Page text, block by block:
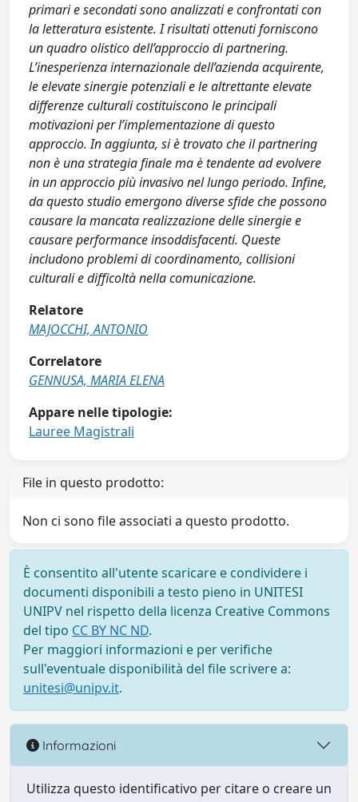
primari e secondati sono analizzati e confrontati con
la letteratura esistente. I risultati ottenuti forniscono
un quadro olistico dell’approccio di partnering.
L’inesperienza internazionale dell’azienda acquirente,
le elevate sinergie potenziali e le altrettante elevate
differenze culturali costituiscono le principali
motivazioni per l’implementazione di questo
approccio. In aggiunta, si è trovato che il partnering
non è una strategia finale ma è tendente ad evolvere
in un approccio più invasivo nel lungo periodo. Infine,
da questo studio emergono diverse sfide che possono
causare la mancata realizzazione delle sinergie e
causare performance insoddisfacenti. Queste
includono problemi di coordinamento, collisioni
culturali e difficoltà nella comunicazione.
Relatore
MAJOCCHI, ANTONIO
Correlatore
GENNUSA, MARIA ELENA
Appare nelle tipologie:
Lauree Magistrali
File in questo prodotto:
Non ci sono file associati a questo prodotto.
È consentito all'utente scaricare e condividere i
documenti disponibili a testo pieno in UNITESI
UNIPV nel rispetto della licenza Creative Commons
del tipo CC BY NC ND.
Per maggiori informazioni e per verifiche
sull'eventuale disponibilità del file scrivere a:
unitesi@unipv.it.
Informazioni
Utilizza questo identificativo per citare o creare un